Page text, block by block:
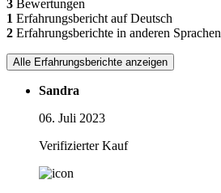
3 Bewertungen
1 Erfahrungsbericht auf Deutsch
2 Erfahrungsberichte in anderen Sprachen
Alle Erfahrungsberichte anzeigen
Sandra
06. Juli 2023
Verifizierter Kauf